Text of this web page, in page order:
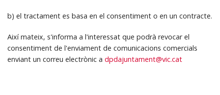
b) el tractament es basa en el consentiment o en un contracte.
Així mateix, s'informa a l'interessat que podrà revocar el
consentiment de l'enviament de comunicacions comercials
enviant un correu electrònic a dpdajuntament@vic.cat